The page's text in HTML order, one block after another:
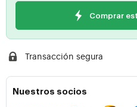
Comprar
Transacción segura
Nuestros socios